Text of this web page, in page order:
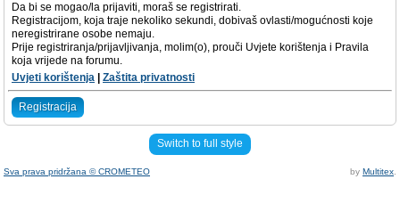
Da bi se mogao/la prijaviti, moraš se registrirati.
Registracijom, koja traje nekoliko sekundi, dobivaš ovlasti/mogućnosti koje
neregistrirane osobe nemaju.
Prije registriranja/prijavljivanja, molim(o), prouči Uvjete korištenja i Pravila
koja vrijede na forumu.
Uvjeti korištenja
Zaštita privatnosti
Registracija
Switch to full style
Sva prava pridržana © CROMETEO by Multitex